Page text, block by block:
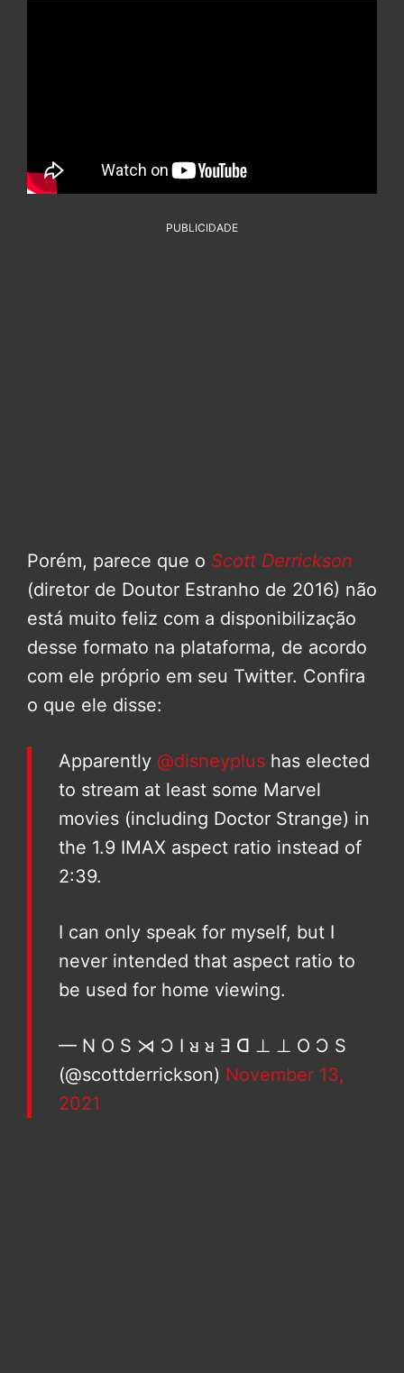
PUBLICIDADE
Porém, parece que o Scott Derrickson
(diretor de Doutor Estranho de 2016) não
está muito feliz com a disponibilização
desse formato na plataforma, de acordo
com ele próprio em seu Twitter. Confira
o que ele disse:
Apparently @disneyplus has elected
to stream at least some Marvel
movies (including Doctor Strange) in
the 1.9 IMAX aspect ratio instead of
2:39.
I can only speak for myself, but I
never intended that aspect ratio to
be used for home viewing.
— N O S ⋊ Ɔ I ᴚ ᴚ Ǝ ᗡ ⊥ ⊥ O Ɔ S
(@scottderrickson) November 13,
2021